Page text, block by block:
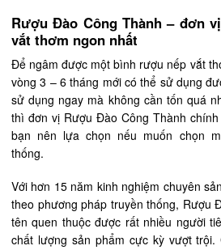
Rượu Đào Công Thành – đơn
vắt thơm ngon nhất
Để ngâm được một bình rượu nếp vắt
vòng 3 – 6 tháng mới có thể sử dụng
sử dụng ngay mà không cần tốn quá
thì đơn vị Rượu Đào Công Thành
bạn nên lựa chọn nếu muốn chọn
thống.
Với hơn 15 năm kinh nghiệm chuyên
theo phương pháp truyền thống, Rượu
tên quen thuộc được rất nhiều người
chất lượng sản phẩm cực kỳ vượt trội.